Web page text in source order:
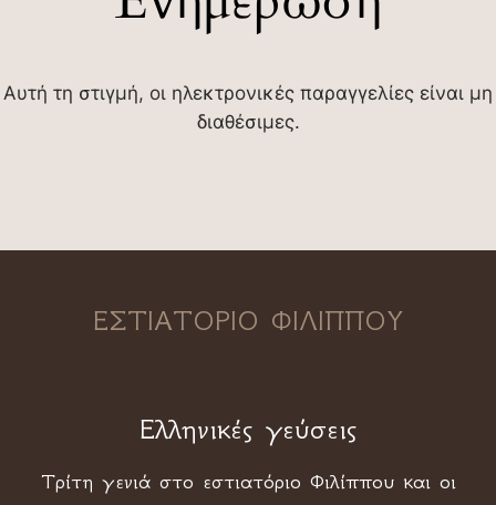
Αυτή τη στιγμή, οι ηλεκτρονικές παραγγελίες είναι μη
διαθέσιμες.
ΕΣΤΙΑΤΟΡΙΟ ΦΙΛΙΠΠΟΥ
Ελληνικές γεύσεις
Τρίτη γενιά στο εστιατόριο Φιλίππου και οι